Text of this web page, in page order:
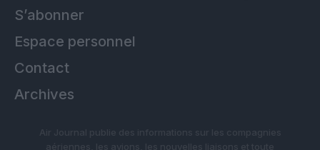
S’abonner
Espace personnel
Contact
Archives